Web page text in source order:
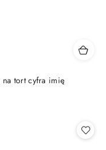
na tort cyfra imię